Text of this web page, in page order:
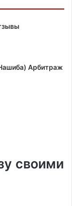
Арбитраж
своими